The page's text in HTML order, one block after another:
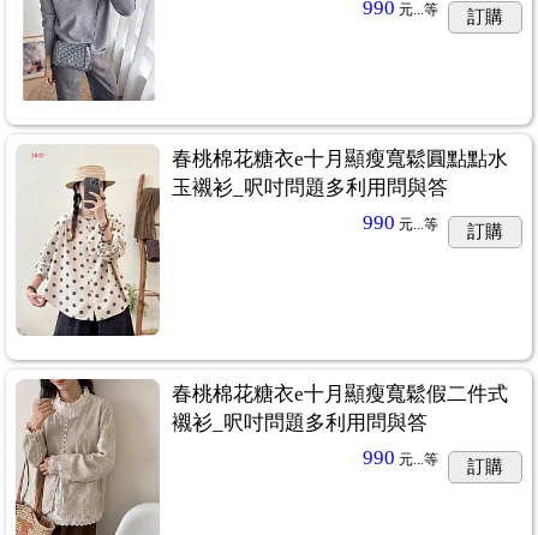
990 元...等 訂購
春桃棉花糖衣e十月顯瘦寬鬆圓點點水
玉襯衫_呎吋問題多利用問與答
990 元...等 訂購
春桃棉花糖衣e十月顯瘦寬鬆假二件式
襯衫_呎吋問題多利用問與答
990 元...等 訂購